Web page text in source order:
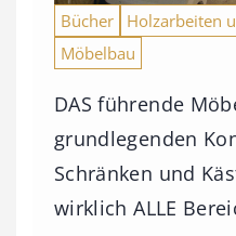
Bücher
Holzarbeiten
Möbelbau
DAS führende
grundlegenden
Schränken und
wirklich ALLE